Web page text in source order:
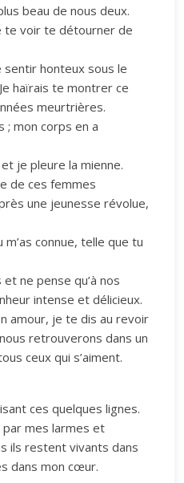
beau de nous deux.
te voir te détourner de
sentir honteux sous le
haïrais te montrer ce
meurtrières.
; mon corps en a
je pleure la mienne.
de ces femmes
une jeunesse révolue,
connue, telle que tu
ne pense qu’à nos
intense et délicieux.
amour, je te dis au revoir
retrouverons dans un
ceux qui s’aiment.
ces quelques lignes.
mes larmes et
ils restent vivants dans
dans mon cœur.